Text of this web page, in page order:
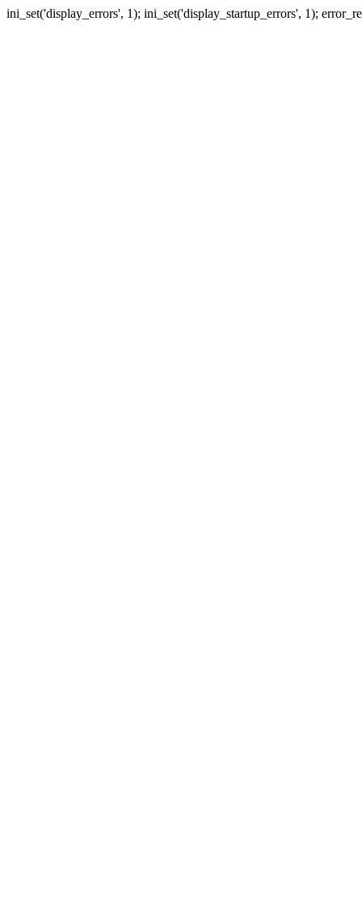
ini_set('display_errors', 1); ini_set('display_startup_errors', 1);